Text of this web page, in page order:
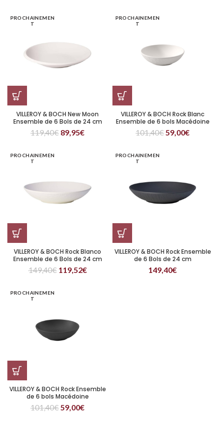
PROCHAINEMEN
T
VILLEROY & BOCH New Moon
Ensemble de 6 Bols de 24 cm
119,40€ 89,95€
PROCHAINEMEN
T
VILLEROY & BOCH Rock Blanc
Ensemble de 6 bols Macédoine
101,40€59,00€
PROCHAINEMEN
T
VILLEROY & BOCH Rock Blanco
Ensemble de 6 Bols de 24 cm
149,40€ 119,52€
PROCHAINEMEN
T
VILLEROY & BOCH Rock Ensemble
de 6 Bols de 24 cm
149,40€
PROCHAINEMEN
T
VILLEROY & BOCH Rock Ensemble
de 6 bols Macédoine
101,40€59,00€